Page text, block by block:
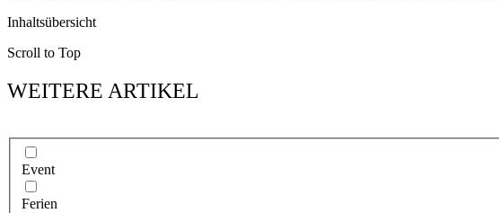
Inhaltsübersicht
Scroll to Top
WEITERE ARTIKEL
Event
Ferien